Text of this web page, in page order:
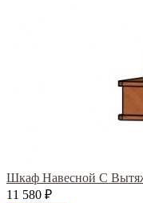
Шкаф Навесной С
11 580 ₽